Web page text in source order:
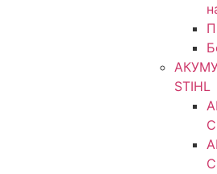
STIHL